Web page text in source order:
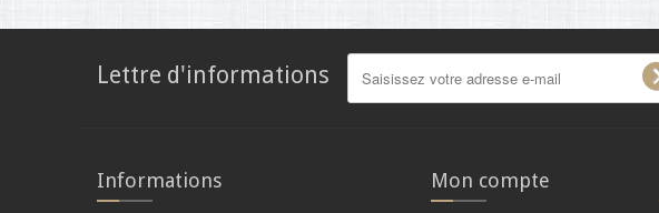
Lettre d'informations
Informations Mon compte